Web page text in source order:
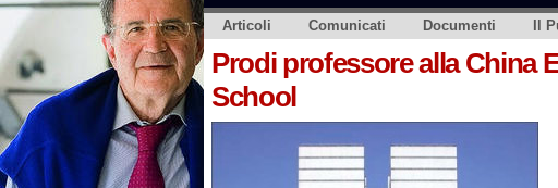
Articoli Comunicati Documenti Il
Prodi professore alla China
School